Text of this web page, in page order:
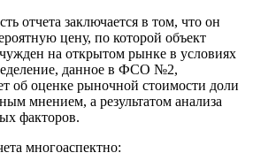
отчета заключается в том, что он
цену, по которой объект
на открытом рынке в условиях
данное в ФСО №2,
об оценке рыночной стоимости доли
мнением, а результатом анализа
факторов.
многоаспектно: